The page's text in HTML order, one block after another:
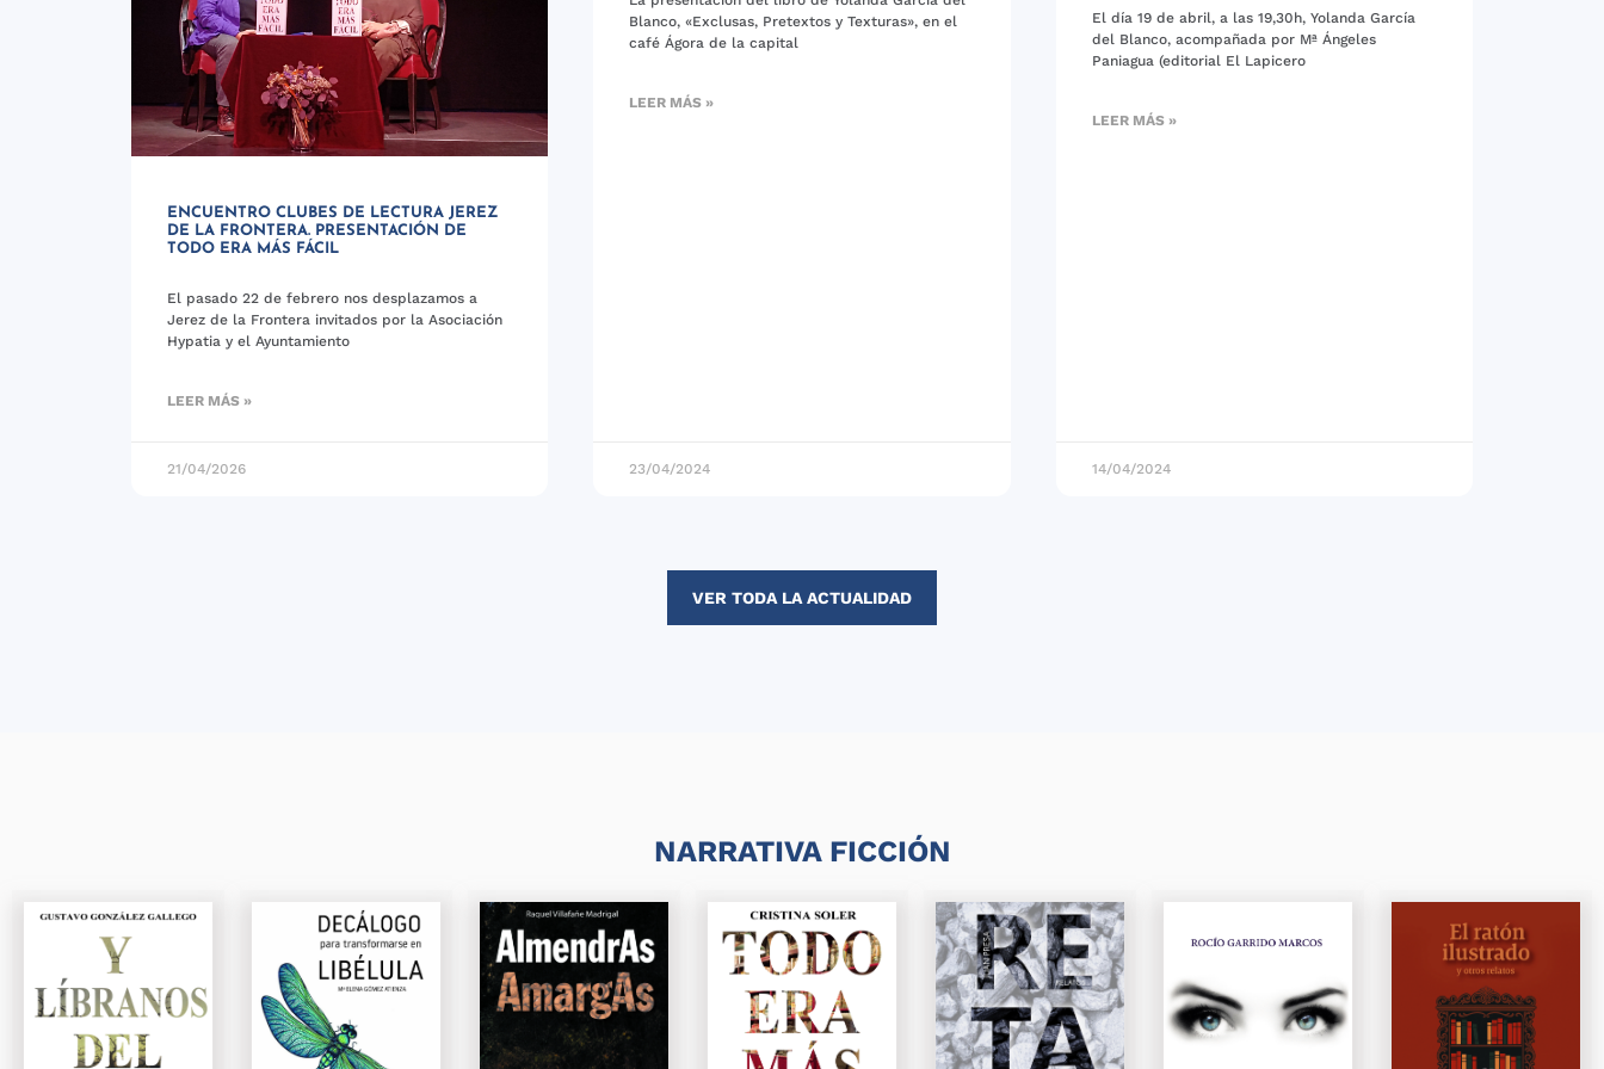
ENCUENTRO CLUBES DE LECTURA JEREZ
DE LA FRONTERA. PRESENTACIÓN DE
TODO ERA MÁS FÁCIL
El pasado 22 de febrero nos desplazamos a
Jerez de la Frontera invitados por la Asociación
Hypatia y el Ayuntamiento
LEER MÁS »
21/04/2026
Blanco, «Exclusas, Pretextos y Texturas», en el
café Ágora de la capital
LEER MÁS »
23/04/2024
El día 19 de abril, a las 19,30h, Yolanda García
del Blanco, acompañada por Mª Ángeles
Paniagua (editorial El Lapicero
LEER MÁS »
14/04/2024
VER TODA LA ACTUALIDAD
NARRATIVA FICCIÓN